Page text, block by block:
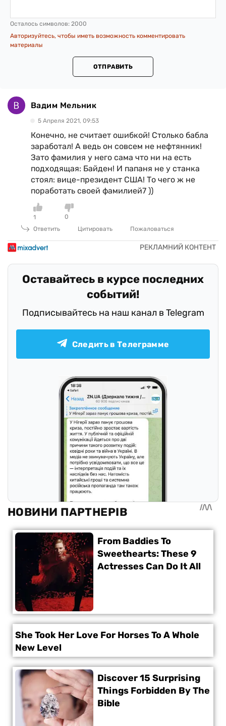
Осталось символов: 2000
Авторизуйтесь, чтобы иметь возможность комментировать
материалы
ОТПРАВИТЬ
Вадим Мельник
5 Апреля 2021, 09:53
Конечно, не считает ошибкой! Столько бабла
заработал! А ведь он совсем не нефтянник!
Зато фамилия у него сама что ни на есть
подходящая: Байден! И папаня не у станка
стоял: вице-президент США! То чего ж не
поработать своей фамилией7 ))
1
0
Ответить
Цитировать Пожаловаться
Оставайтесь в курсе последних
событий!
Подписывайтесь на наш канал в Telegram
Следить в Телеграмме